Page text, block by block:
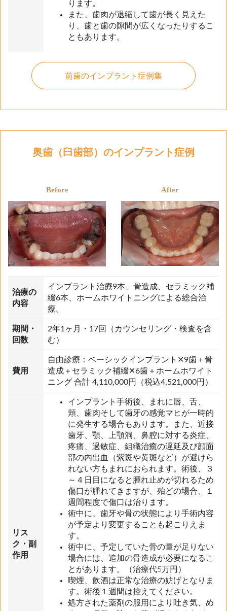
ります。
また、歯肉が退縮して歯が長く見えた
り、歯と歯の隙間が広くなったりするこ
ともあります。
前歯のインプラント症例集
奥歯（臼歯部）のインプラント症例
Before After
治療の
内容
インプラント治療9本、骨造成、セラミック補
綴6本、ホームホワイトニングによる総合治
療。
期間・
回数
2年1ヶ月・17回（カウンセリング・検査を含
む）
費用
自由診療：ベーシックインプラント✕9歯＋骨
造成＋セラミック補綴✕6歯＋ホームホワイト
ニング 合計 4,110,000円（税込4,521,000円）
リス
ク・副
作用
インプラント手術後、まれに唇、舌、
頬、歯肉そして歯牙の感覚マヒが一時的
に発生する場合もあります。また、近接
歯牙、顎、上顎洞、鼻腔に対する炎症、
疼痛、過敏症、組織治癒の遅延及び顔面
部の内出血（紫斑や黄斑など）が避けら
れない方もまれにおられます。術後、３
～４日目になると腫れ止めが切れるため
傷口が腫れてきますが、殆どの場合、１
週間程度で傷口は治ります。
術中に、歯牙や骨の状態により手術内容
が予定より変更することも起こりえま
す。
術中に、予定していた骨の量が足りない
場合には、追加の骨造成が必要になるこ
とがあります。（治療代5万円）
喫煙、飲酒は正常な治療の妨げとなりま
す。術後１週間は控えてください。
処方された薬剤の服用により吐き気、め